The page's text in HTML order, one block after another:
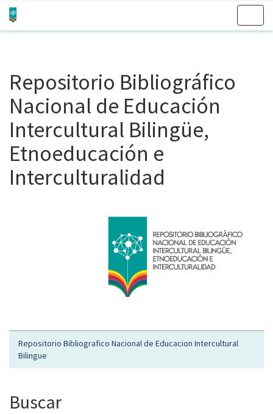
Repositorio Bibliográfico
Nacional de Educación
Intercultural Bilingüe,
Etnoeducación e
Interculturalidad
Repositorio Bibliografico Nacional de Educacion Intercultural
Bilingue
Buscar